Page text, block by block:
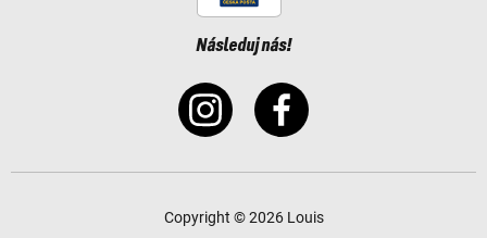
Následuj nás!
Copyright © 2026 Louis